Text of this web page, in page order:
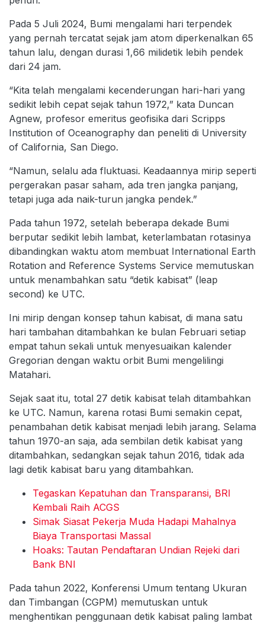
Pada 5 Juli 2024, Bumi mengalami hari terpendek
yang pernah tercatat sejak jam atom diperkenalkan 65
tahun lalu, dengan durasi 1,66 milidetik lebih pendek
dari 24 jam.
“Kita telah mengalami kecenderungan hari-hari yang
sedikit lebih cepat sejak tahun 1972,” kata Duncan
Agnew, profesor emeritus geofisika dari Scripps
Institution of Oceanography dan peneliti di University
of California, San Diego.
“Namun, selalu ada fluktuasi. Keadaannya mirip seperti
pergerakan pasar saham, ada tren jangka panjang,
tetapi juga ada naik-turun jangka pendek.”
Pada tahun 1972, setelah beberapa dekade Bumi
berputar sedikit lebih lambat, keterlambatan rotasinya
dibandingkan waktu atom membuat International Earth
Rotation and Reference Systems Service memutuskan
untuk menambahkan satu “detik kabisat” (leap
second) ke UTC.
Ini mirip dengan konsep tahun kabisat, di mana satu
hari tambahan ditambahkan ke bulan Februari setiap
empat tahun sekali untuk menyesuaikan kalender
Gregorian dengan waktu orbit Bumi mengelilingi
Matahari.
Sejak saat itu, total 27 detik kabisat telah ditambahkan
ke UTC. Namun, karena rotasi Bumi semakin cepat,
penambahan detik kabisat menjadi lebih jarang. Selama
tahun 1970-an saja, ada sembilan detik kabisat yang
ditambahkan, sedangkan sejak tahun 2016, tidak ada
lagi detik kabisat baru yang ditambahkan.
Tegaskan Kepatuhan dan Transparansi, BRI
Kembali Raih ACGS
Simak Siasat Pekerja Muda Hadapi Mahalnya
Biaya Transportasi Massal
Hoaks: Tautan Pendaftaran Undian Rejeki dari
Bank BNI
Pada tahun 2022, Konferensi Umum tentang Ukuran
dan Timbangan (CGPM) memutuskan untuk
menghentikan penggunaan detik kabisat paling lambat